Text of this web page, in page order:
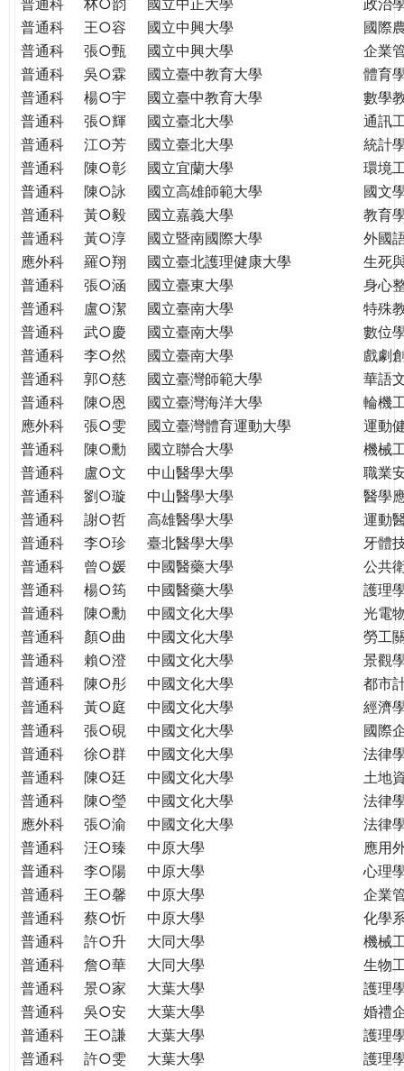
民。
WAGOR
TODAY
THE
WORLD
TOMORROW
PUTTING
YOU
ON
THE
PATH
GLOBAL
CITIZENSHIP
普通科
王○容 國立中興大學
國際
普通科
張○甄 國立中興大學
企業
普通科
吳○霖 國立臺中教育大學
體育
普通科
楊○宇 國立臺中教育大學
數學
普通科
張○輝 國立臺北大學
通訊
普通科
江○芳 國立臺北大學
統計
普通科
陳○彰 國立宜蘭大學
環境
普通科
陳○詠 國立高雄師範大學
國文
普通科
黃○毅 國立嘉義大學
教育
普通科
黃○淳 國立暨南國際大學
外國
應外科
羅○翔 國立臺北護理健康大學
生死
普通科
張○涵 國立臺東大學
身心
普通科
盧○潔 國立臺南大學
特殊
普通科
武○慶 國立臺南大學
數位
普通科
李○然 國立臺南大學
戲劇
普通科
郭○慈 國立臺灣師範大學
華語
普通科
陳○恩 國立臺灣海洋大學
輪機
應外科
張○雯 國立臺灣體育運動大學
運動
普通科
陳○勳 國立聯合大學
機械
普通科
盧○文 中山醫學大學
職業
普通科
劉○璇 中山醫學大學
醫學
普通科
謝○哲 高雄醫學大學
運動
普通科
李○珍 臺北醫學大學
牙體
普通科
曾○媛 中國醫藥大學
公共
普通科
楊○筠 中國醫藥大學
護理
普通科
陳○勳 中國文化大學
光電
普通科
顏○曲 中國文化大學
勞工
普通科
賴○澄 中國文化大學
景觀
普通科
陳○彤 中國文化大學
都市
普通科
黃○庭 中國文化大學
經濟
普通科
張○硯 中國文化大學
國際
普通科
徐○群 中國文化大學
法律
普通科
陳○廷 中國文化大學
土地
普通科
陳○瑩 中國文化大學
法律
應外科
張○渝 中國文化大學
法律
普通科
汪○臻 中原大學
應用
普通科
李○陽 中原大學
心理
普通科
王○馨 中原大學
企業
普通科
蔡○忻 中原大學
化學
普通科
許○升 大同大學
機械
普通科
詹○華 大同大學
生物
普通科
景○家 大葉大學
護理
普通科
吳○安 大葉大學
婚禮
普通科
王○謙 大葉大學
護理
普通科
許○雯 大葉大學
護理